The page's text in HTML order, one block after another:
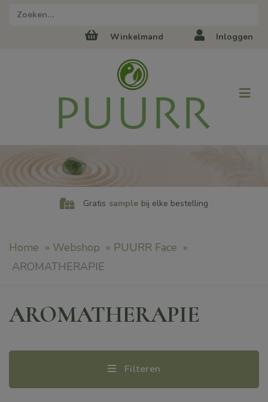
Winkelmand Inloggen
Gratis sample bij elke bestelling
Home » Webshop » PUURR Face »
AROMATHERAPIE
AROMATHERAPIE
Filteren